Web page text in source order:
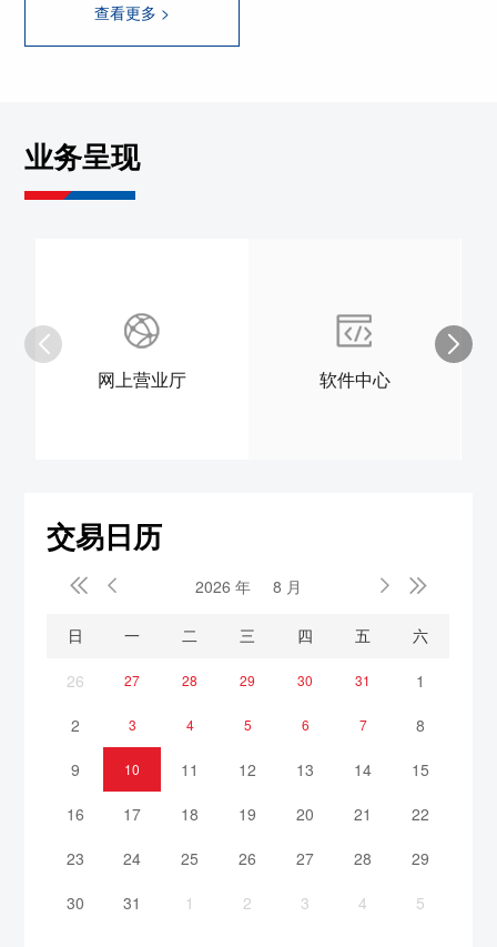
查看更多 >
业务呈现
网上营业厅 软件中心
交易日历
  2026 年 8 月  
日 一 二 三 四 五 六
26 27 28 29 30 31
1
2
3 4 5 6 7
8
9
10 11 12 13 14
15
16
17 18 19 20 21
22
23
24 25 26 27 28
29
30
31 1 2 3 4 5